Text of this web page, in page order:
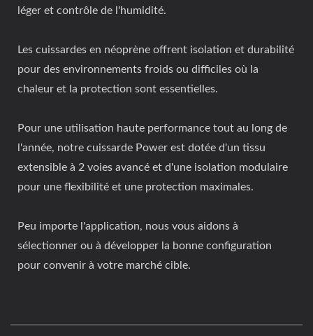
léger et contrôle de l'humidité.
Les cuissardes en néoprène offrent isolation et durabilité
pour des environnements froids ou difficiles où la
chaleur et la protection sont essentielles.
Pour une utilisation haute performance tout au long de
l'année, notre cuissarde Power est dotée d'un tissu
extensible à 2 voies avancé et d'une isolation modulaire
pour une flexibilité et une protection maximales.
Peu importe l'application, nous vous aidons à
sélectionner ou à développer la bonne configuration
pour convenir à votre marché cible.